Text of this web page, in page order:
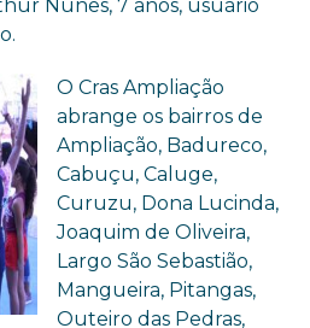
Nunes, 7 anos, usuário
O Cras Ampliação
abrange os bairros de
Ampliação, Badureco,
Cabuçu, Caluge,
Curuzu, Dona Lucinda,
Joaquim de Oliveira,
Largo São Sebastião,
Mangueira, Pitangas,
Outeiro das Pedras,